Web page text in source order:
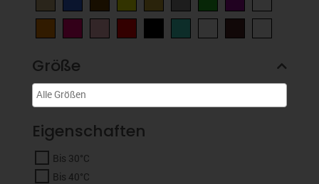
Größe
Eigenschaften
Bis 30°C
Bis 40°C